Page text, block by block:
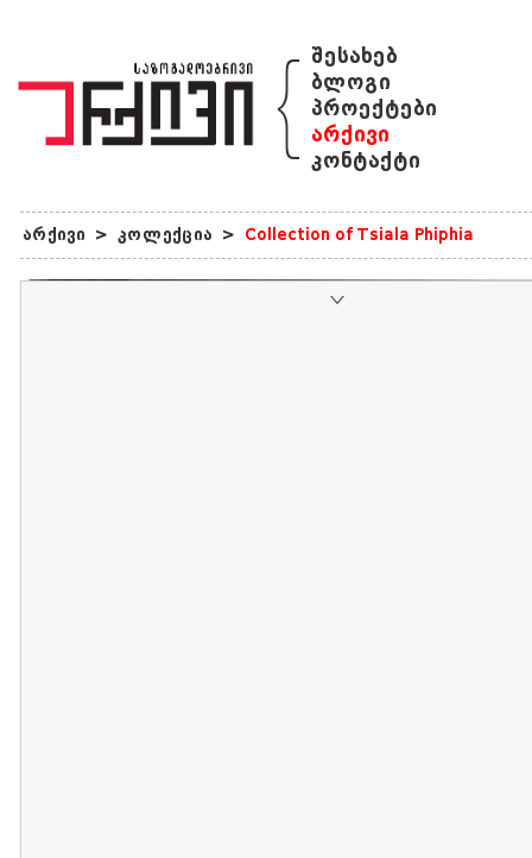
{ შესახებ
ბლოგი
პროექტები
არქივი
კონტაქტი
არქივი > კოლექცია > Collection of Tsiala Phiphia